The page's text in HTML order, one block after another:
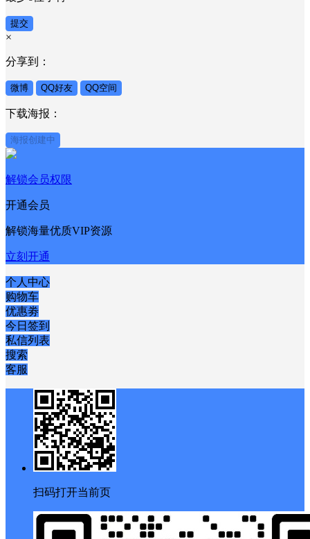
提交
×
分享到：
微博 QQ好友 QQ空间
下载海报：
海报创建中
解锁会员权限
开通会员
解锁海量优质VIP资源
立刻开通
个人中心
购物车
优惠劵
今日签到
私信列表
搜索
客服
扫码打开当前页